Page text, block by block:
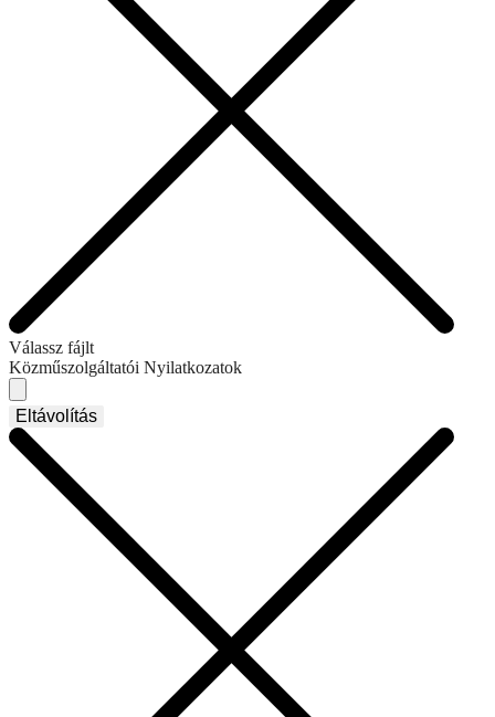
Válassz fájlt
Közműszolgáltatói Nyilatkozatok
Eltávolítás